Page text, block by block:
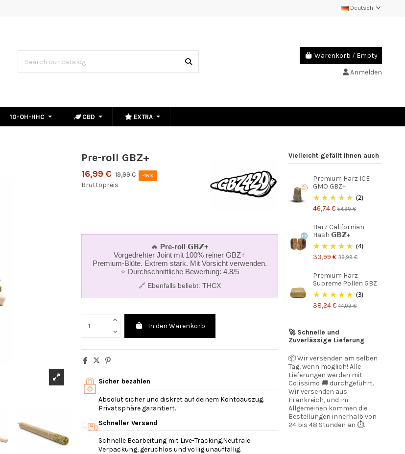
Deutsch
Warenkorb / Empty
Anmelden
10-OH-HHC CBD EXTRA
Pre-roll GBZ+
16,99 € 19,99 € -15%
Bruttopreis
🔥 Pre‑roll 𝗚𝗕𝗭+
Vorgedrehter Joint mit 100% reiner GBZ+
Premium‑Blüte. Extrem stark. Mit Vorsicht verwenden.
⭐ Durchschnittliche Bewertung: 4.8/5
🔗 Ebenfalls beliebt: THCX
In den Warenkorb
Sicher bezahlen
Absolut sicher und diskret auf deinem Kontoauszug.
Privatsphäre garantiert.
Schneller Versand
Schnelle Bearbeitung mit Live-Tracking.Neutrale
Verpackung, geruchlos und völlig unauffällig.
Vielleicht gefällt Ihnen auch
Premium Harz ICE
GMO GBZ+
(2)
46,74 € 54,99 €
Harz Californian
Hash 𝗚𝗕𝗭+
(4)
33,99 € 39,99 €
Premium Harz
Supreme Pollen GBZ
(3)
38,24 € 44,99 €
🚀 Schnelle und
Zuverlässige Lieferung
📦 Wir versenden am selben
Tag, wenn möglich! Alle
Lieferungen werden mit
Colissimo 🚚 durchgeführt.
Wir versenden aus
Frankreich, und im
Allgemeinen kommen die
Bestellungen innerhalb von
24 bis 48 Stunden an ⏱️.